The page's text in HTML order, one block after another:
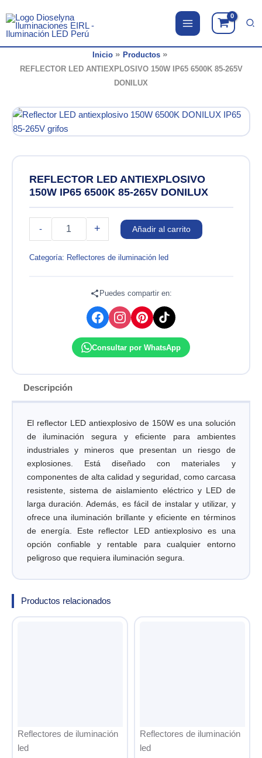
contenido
Inicio
Productos
REFLECTOR LED ANTIEXPLOSIVO 150W IP65 6500K 85-265V
DONILUX
REFLECTOR LED ANTIEXPLOSIVO
150W IP65 6500K 85-265V DONILUX
-
150W
+ Añadir al carrito
Categoría: Reflectores de iluminación led
Puedes compartir en:
Consultar por WhatsApp
Descripción
El reflector LED antiexplosivo de 150W es una solución
de iluminación segura y eficiente para ambientes
industriales y mineros que presentan un riesgo de
explosiones. Está diseñado con materiales y
componentes de alta calidad y seguridad, como carcasa
resistente, sistema de aislamiento eléctrico y LED de
larga duración. Además, es fácil de instalar y utilizar, y
ofrece una iluminación brillante y eficiente en términos
de energía. Este reflector LED antiexplosivo es una
opción confiable y rentable para cualquier entorno
peligroso que requiera iluminación segura.
Productos relacionados
Reflectores de iluminación
led
Reflectores de iluminación
led